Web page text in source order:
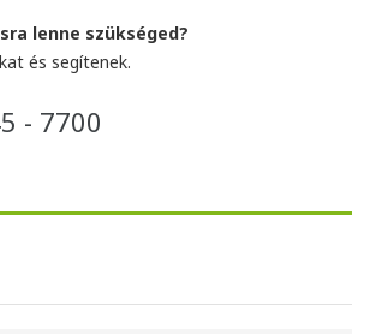
lenne szükséged?
és segítenek.
- 7700